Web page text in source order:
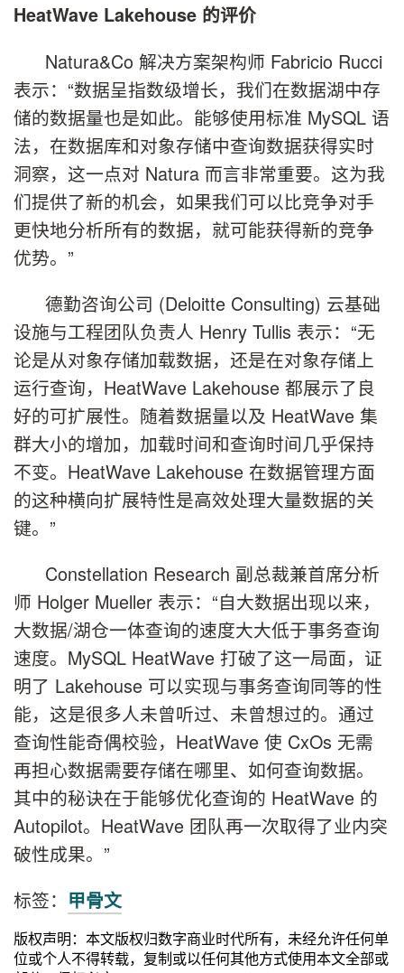
HeatWave Lakehouse 的评价
Natura&Co 解决方案架构师 Fabricio Rucci
表示：“数据呈指数级增长，我们在数据湖中存
储的数据量也是如此。能够使用标准 MySQL 语
法，在数据库和对象存储中查询数据获得实时
洞察，这一点对 Natura 而言非常重要。这为我
们提供了新的机会，如果我们可以比竞争对手
更快地分析所有的数据，就可能获得新的竞争
优势。”
德勤咨询公司 (Deloitte Consulting) 云基础
设施与工程团队负责人 Henry Tullis 表示：“无
论是从对象存储加载数据，还是在对象存储上
运行查询，HeatWave Lakehouse 都展示了良
好的可扩展性。随着数据量以及 HeatWave 集
群大小的增加，加载时间和查询时间几乎保持
不变。HeatWave Lakehouse 在数据管理方面
的这种横向扩展特性是高效处理大量数据的关
键。”
Constellation Research 副总裁兼首席分析
师 Holger Mueller 表示：“自大数据出现以来，
大数据/湖仓一体查询的速度大大低于事务查询
速度。MySQL HeatWave 打破了这一局面，证
明了 Lakehouse 可以实现与事务查询同等的性
能，这是很多人未曾听过、未曾想过的。通过
查询性能奇偶校验，HeatWave 使 CxOs 无需
再担心数据需要存储在哪里、如何查询数据。
其中的秘诀在于能够优化查询的 HeatWave 的
Autopilot。HeatWave 团队再一次取得了业内突
破性成果。”
标签： 甲骨文
版权声明：本文版权归数字商业时代所有，未经允许任何单
位或个人不得转载，复制或以任何其他方式使用本文全部或